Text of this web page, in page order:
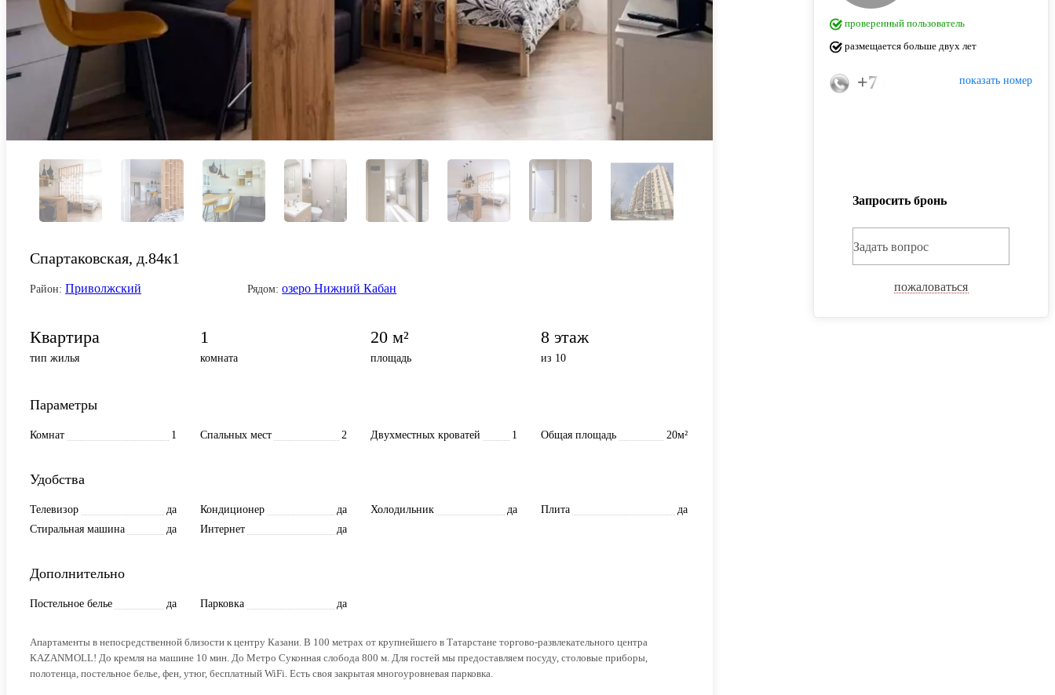
Спартаковская, д.84к1
Район: Приволжский Рядом: озеро Нижний Кабан
Квартира
тип жилья
1
комната
20 м²
площадь
8 этаж
из 10
Параметры
Комнат 1 Спальных мест 2 Двухместных кроватей 1 Общая площадь 20м²
Удобства
Телевизор да Кондиционер да Холодильник да Плита
да
Стиральная машина
да Интернет да
Дополнительно
Постельное белье да Парковка да
Апартаменты в непосредственной близости к центру Казани. В 100 метрах от крупнейшего в Татарстане тopгoвo-развлекательного центра
КАZАNМОLL! До кремля на машине 10 мин. До Метро Суконная слобода 800 м. Для гостей мы предоставляем посуду, столовые приборы,
полотенца, постельное белье, фен, утюг, бесплатный WiFi. Есть своя закрытая многоуровневая парковка.
проверенный пользователь
размещается больше двух лет
показать номер
+7 (989) 953-22-84
Запросить бронь
Задать вопрос
пожаловаться